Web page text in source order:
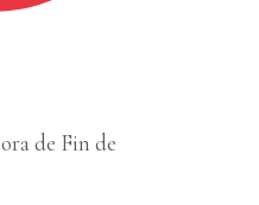
de Fin de